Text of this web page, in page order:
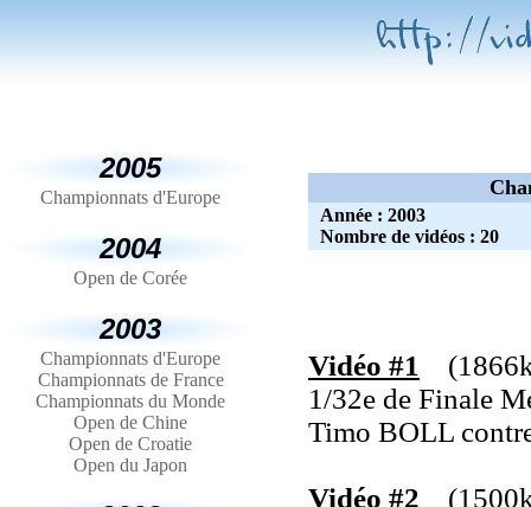
2005
Championnats d'Europe
2004
Open de Corée
2003
Championnats d'Europe
Championnats de France
Championnats du Monde
Open de Chine
Open de Croatie
Open du Japon
Année : 2003
Nombre de vidéos : 20
Vidéo #1
1/32e de Finale
Timo BOLL
Vidéo #2